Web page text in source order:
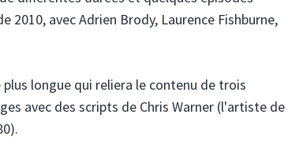
2010, avec Adrien Brody, Laurence Fishburne,
longue qui reliera le contenu de trois
avec des scripts de Chris Warner (l'artiste de